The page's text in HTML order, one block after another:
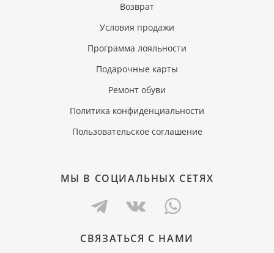
Возврат
Условия продажи
Программа лояльности
Подарочные карты
Ремонт обуви
Политика конфиденциальности
Пользовательское соглашение
МЫ В СОЦИАЛЬНЫХ СЕТЯХ
СВЯЗАТЬСЯ С НАМИ